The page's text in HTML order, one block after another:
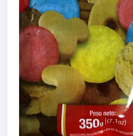
Previous